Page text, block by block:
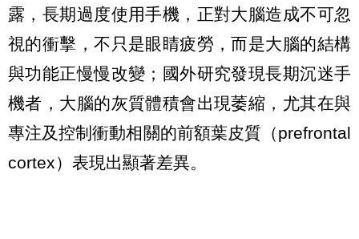
露，長期過度使用手機，正對大腦造成不可忽
視的衝擊，不只是眼睛疲勞，而是大腦的結構
與功能正慢慢改變；國外研究發現長期沉迷手
機者，大腦的灰質體積會出現萎縮，尤其在與
專注及控制衝動相關的前額葉皮質（prefrontal
cortex）表現出顯著差異。